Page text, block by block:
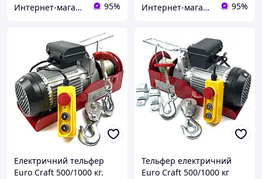
Интернет-магазин Zhuk 95% Интернет-магазин Zhuk 95%
Електричний тельфер
Euro Craft 500/1000 кг.
Тельфер електричний
Euro Craft 500/1000 кг